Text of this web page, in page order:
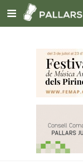
Subscriu-t'hi
Portada